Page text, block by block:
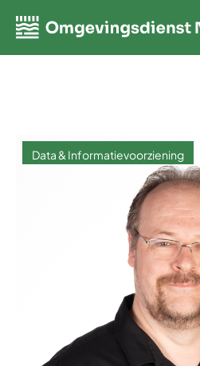
Data & Informatievoorziening